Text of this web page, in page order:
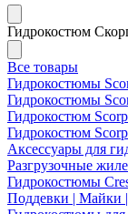
Гидрокостюм
Все товары
Гидрокостюмы
Гидрокостюмы
Гидрокостюм
Гидрокостюм
Аксессуары для
Разгрузочные
Гидрокостюмы
Поддевки |